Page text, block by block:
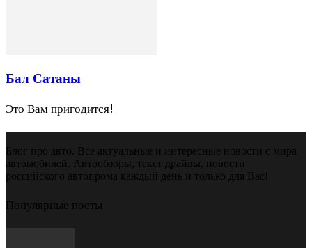
Бал Сатаны
Это Вам пригодится!
Блог про авто. Все актуальные и интересные новости с мира
автомобилей. Автообзоры, текст драйвы, новости
российского автопрома каждый день и только для Вас!
Популярные посты